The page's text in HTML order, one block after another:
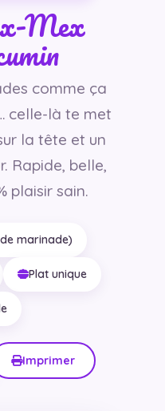
Mex
comme ça
celle-là te met
la tête et un
Rapide, belle,
plaisir sain.
marinade)
Plat unique
Imprimer